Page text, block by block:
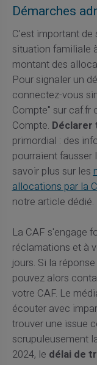
Démarches
C'est important
situation familiale
montant des
Pour signaler un
connectez-vous
Compte" sur caf.fr
Compte. Déclarer
primordial : des
pourraient fausser
savoir plus sur les
allocations par la
notre article dédié.
La CAF s'engage
réclamations et à
jours. Si la
pouvez alors
votre CAF. Le
écouter avec
trouver une issue
scrupuleusement
2024, le délai de